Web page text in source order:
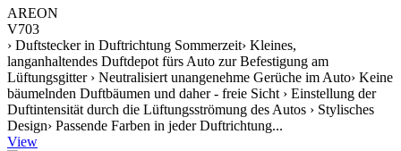
AREON
V703
› Duftstecker in Duftrichtung Sommerzeit› Kleines,
langanhaltendes Duftdepot fürs Auto zur Befestigung am
Lüftungsgitter › Neutralisiert unangenehme Gerüche im Auto› Keine
bäumelnden Duftbäumen und daher - freie Sicht › Einstellung der
Duftintensität durch die Lüftungsströmung des Autos › Stylisches
Design› Passende Farben in jeder Duftrichtung...
View